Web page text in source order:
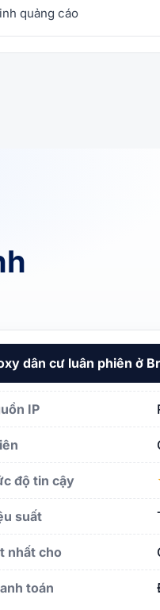
quảng cáo
dân cư luân phiên ở
IP
độ tin cậy
suất
nhất cho
toán